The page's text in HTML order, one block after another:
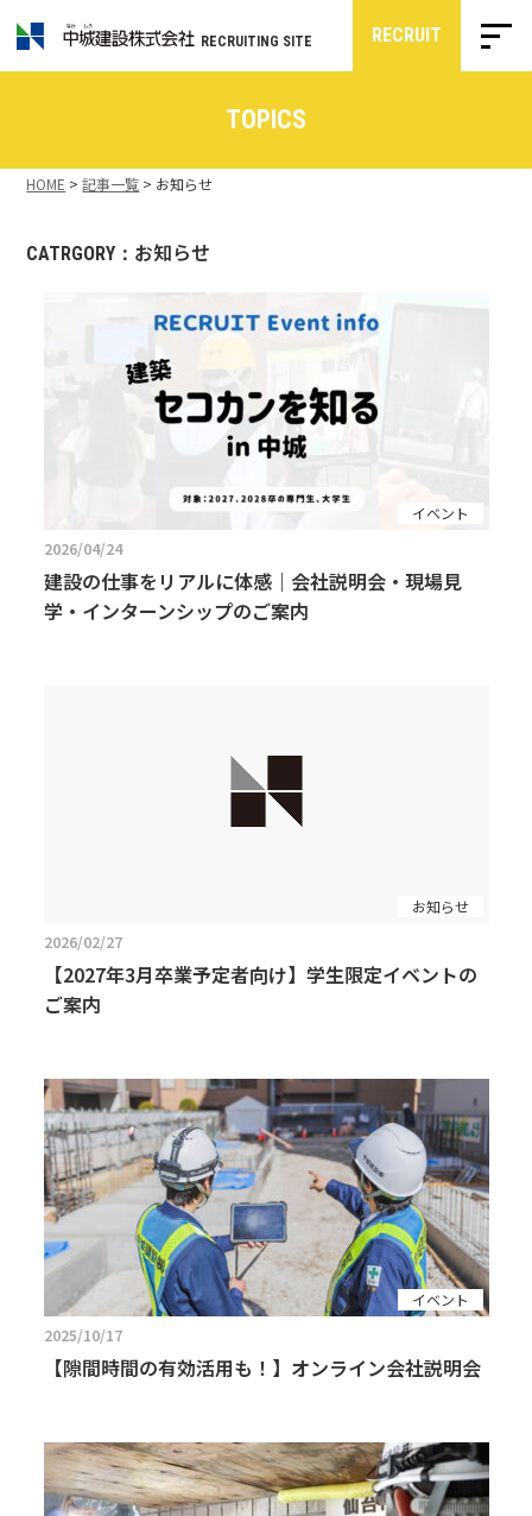
RECRUITING SITE RECRUIT
TOPICS
HOME >記事一覧 > お知らせ
CATRGORY： お知らせ
イベント
2026/04/24
建設の仕事をリアルに体感｜会社説明会・現場見
学・インターンシップのご案内
お知らせ
2026/02/27
【2027年3月卒業予定者向け】学生限定イベントの
ご案内
イベント
2025/10/17
【隙間時間の有効活用も！】オンライン会社説明会